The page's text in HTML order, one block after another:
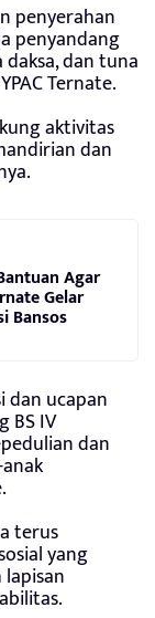
penyerahan
penyandang
dan tuna
Ternate.
aktivitas
dan
Agar
Gelar
Bansos
dan ucapan
BS IV
dan
terus
yang